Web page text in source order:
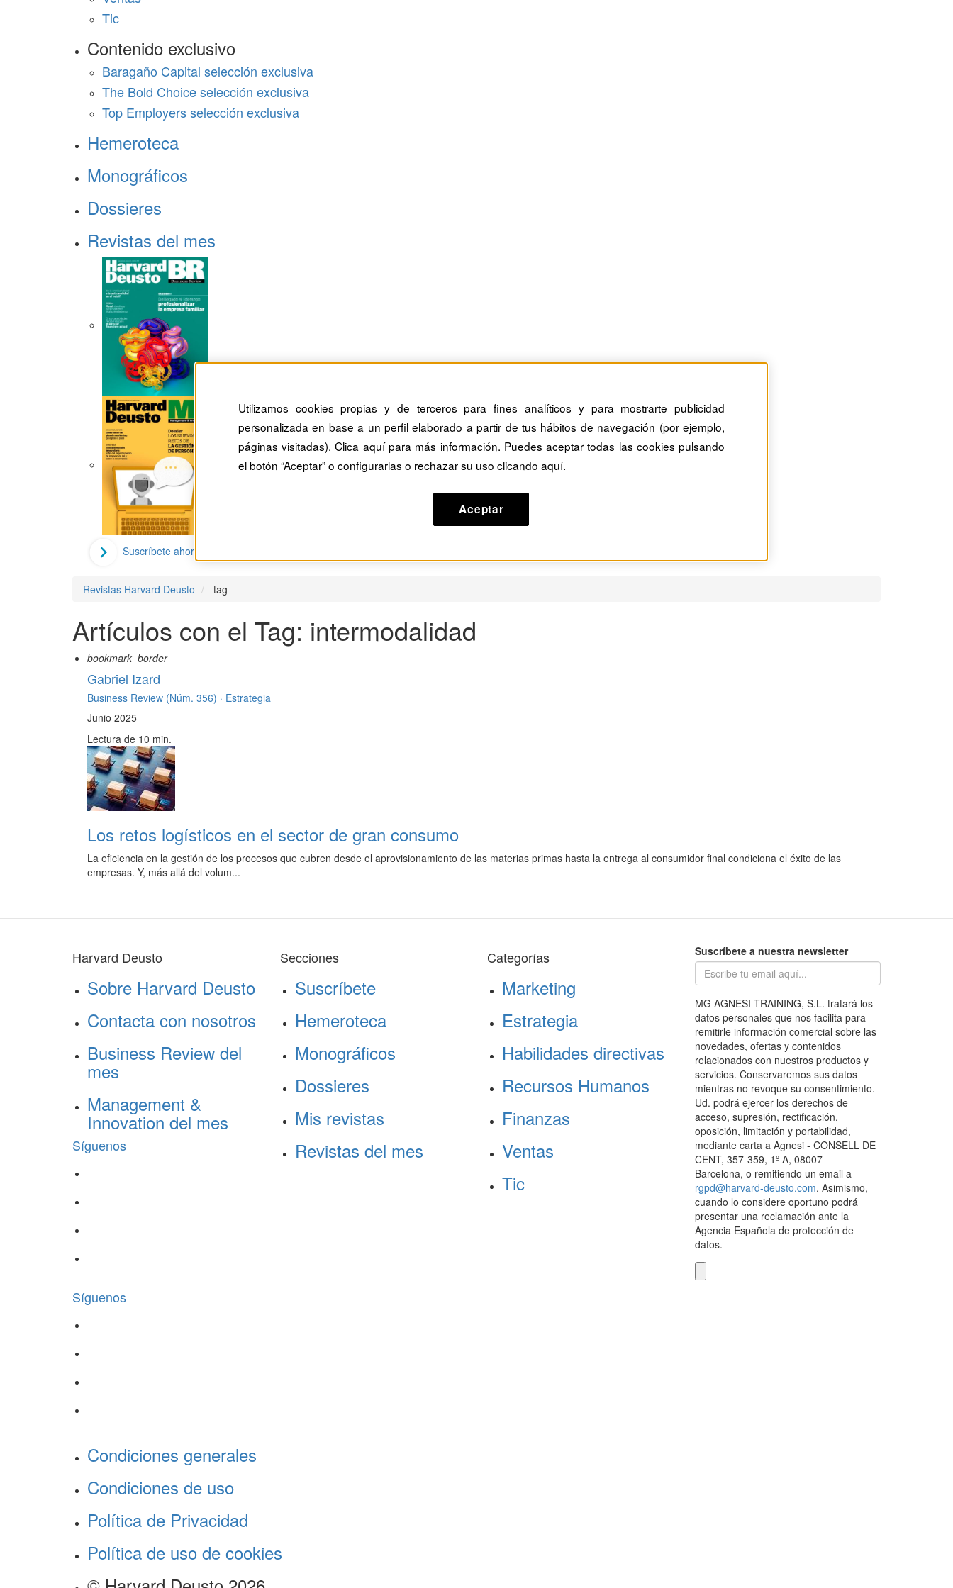
Tic
Contenido exclusivo
Baragaño Capital selección exclusiva
The Bold Choice selección exclusiva
Top Employers selección exclusiva
Hemeroteca
Monográficos
Dossieres
Revistas del mes
Suscríbete ahora
Revistas Harvard Deusto tag
Artículos con el Tag: intermodalidad
bookmark_border
Gabriel Izard
Business Review (Núm. 356) · Estrategia
Junio 2025
Lectura de 10 min.
Los retos logísticos en el sector de gran consumo
La eficiencia en la gestión de los procesos que cubren desde el aprovisionamiento de las materias primas hasta la entrega al consumidor final condiciona el éxito de las
empresas. Y, más allá del volum...
Harvard Deusto
Sobre Harvard Deusto
Contacta con nosotros
Business Review del
mes
Management &
Innovation del mes
Síguenos
Secciones
Suscríbete
Hemeroteca
Monográficos
Dossieres
Mis revistas
Revistas del mes
Categorías
Marketing
Estrategia
Habilidades directivas
Recursos Humanos
Finanzas
Ventas
Tic
Suscríbete a nuestra newsletter
MG AGNESI TRAINING, S.L. tratará los
datos personales que nos facilita para
remitirle información comercial sobre las
novedades, ofertas y contenidos
relacionados con nuestros productos y
servicios. Conservaremos sus datos
mientras no revoque su consentimiento.
Ud. podrá ejercer los derechos de
acceso, supresión, rectificación,
oposición, limitación y portabilidad,
mediante carta a Agnesi - CONSELL DE
CENT, 357-359, 1º A, 08007 –
Barcelona, o remitiendo un email a
rgpd@harvard-deusto.com. Asimismo,
cuando lo considere oportuno podrá
presentar una reclamación ante la
Agencia Española de protección de
datos.
Síguenos
Condiciones generales
Condiciones de uso
Política de Privacidad
Política de uso de cookies
Utilizamos cookies propias y de terceros para fines analíticos y para mostrarte publicidad
personalizada en base a un perfil elaborado a partir de tus hábitos de navegación (por ejemplo,
páginas visitadas). Clica aquípara más información. Puedes aceptar todas las cookies pulsando
el botón “Aceptar” o configurarlas o rechazar su uso clicando aquí.
Aceptar